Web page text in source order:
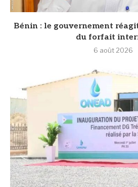
Bénin : le gouvernement
du forfait
6 août 2026